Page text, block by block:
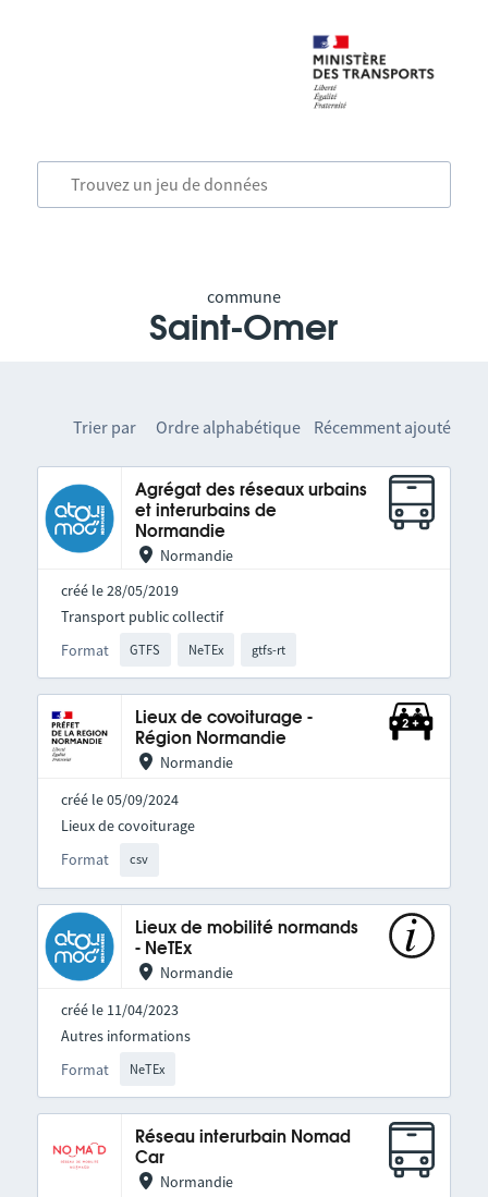
commune
Saint-Omer
Trier par Ordre alphabétique Récemment ajouté
Agrégat des réseaux urbains
et interurbains de
Normandie
Normandie
créé le 28/05/2019
Format GTFS NeTEx gtfs-rt
Transport public collectif
Lieux de covoiturage -
Région Normandie
Normandie
créé le 05/09/2024
Format csv
Lieux de covoiturage
Lieux de mobilité normands
- NeTEx
Normandie
créé le 11/04/2023
Format NeTEx
Autres informations
Réseau interurbain Nomad
Car
Normandie